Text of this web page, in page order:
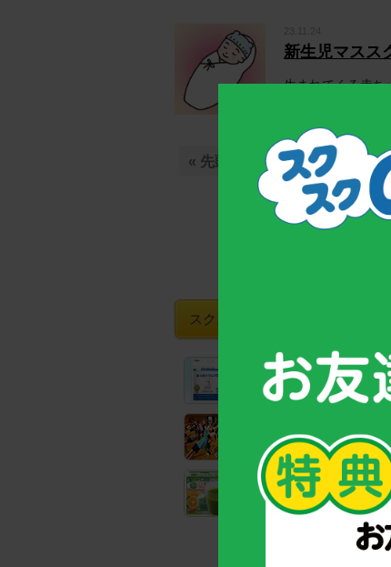
新生児マスス
生まれてくる赤ち
« 先頭 « 前の10件 5
スクスクのっぽくんおすすめグ
【お客様支持率No.1！】
成長期サポート食品「カル
子どもの姿勢力アップトレ
野菜と乳酸菌たっぷり！
野菜不足のお子様のための青